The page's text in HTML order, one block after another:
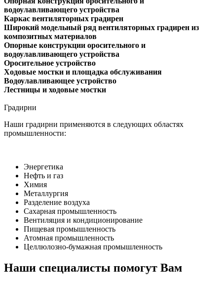
водоулавливающего устройства
Каркас вентиляторных градирен
Широкий модельный ряд вентиляторных градирен из
композитных материалов
Опорные конструкции оросительного и
водоулавливающего устройства
Оросительное устройство
Ходовые мостки и площадка обслуживания
Водоулавливающее устройство
Лестницы и ходовые мостки
Градирни
Наши градирни применяются в следующих областях
промышленности:
Энергетика
Нефть и газ
Химия
Металлургия
Разделение воздуха
Сахарная промышленность
Вентиляция и кондиционирование
Пищевая промышленность
Атомная промышленность
Целлюлозно-бумажная промышленность
Наши специалисты помогут Вам